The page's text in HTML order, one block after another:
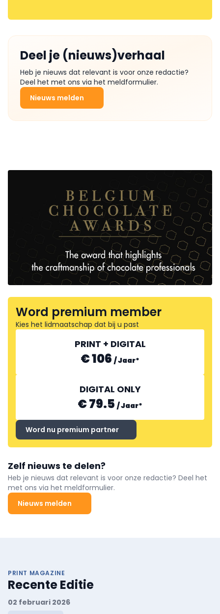
Deel je (nieuws)verhaal
Heb je nieuws dat relevant is voor onze redactie?
Deel het met ons via het meldformulier.
Nieuws melden
Word premium member
Kies het lidmaatschap dat bij u past
PRINT + DIGITAL
€ 106 /Jaar*
DIGITAL ONLY
€ 79.5 /Jaar*
Word nu premium partner
Zelf nieuws te delen?
Heb je nieuws dat relevant is voor onze redactie? Deel het
met ons via het meldformulier.
Nieuws melden
PRINT MAGAZINE
Recente Editie
02 februari 2026